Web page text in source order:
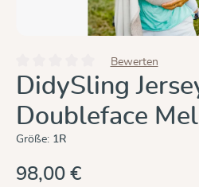
Durchschnittliche Bewertung von 0
Bewerten
DidySling
Doubleface
Größe: 1R
98,00 €